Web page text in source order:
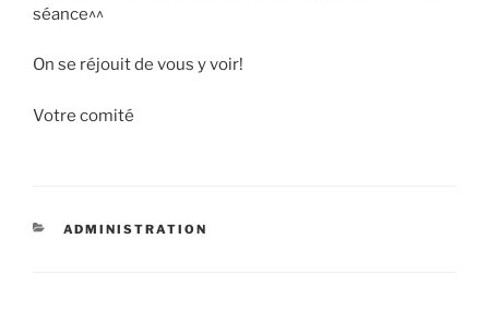
séance^^
On se réjouit de vous y voir!
Votre comité
CATÉGORIES
ADMINISTRATION